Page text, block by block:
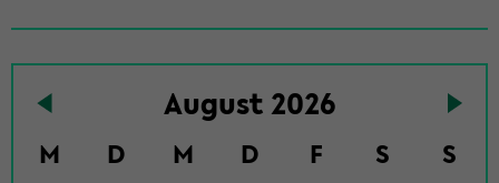
page
Au­gust 2026
M D M D F S
S